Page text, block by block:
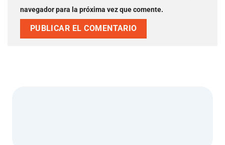
navegador para la próxima vez que comente.